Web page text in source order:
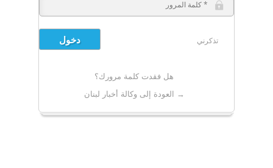
تذكرني
هل فقدت كلمة مرورك؟
→ العودة إلى وكالة أخبار لبنان